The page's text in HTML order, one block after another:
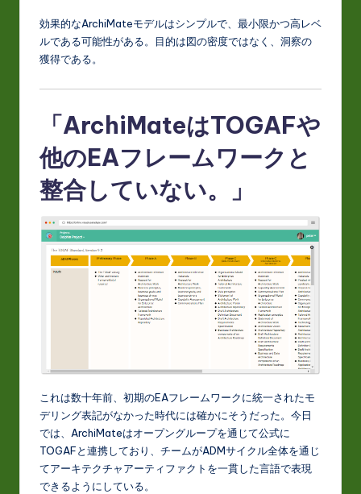
効果的なArchiMateモデルはシンプルで、最小限かつ高レベ
ルである可能性がある。目的は図の密度ではなく、洞察の
獲得である。
「ArchiMateはTOGAFや
他のEAフレームワークと
整合していない。」
これは数十年前、初期のEAフレームワークに統一されたモ
デリング表記がなかった時代には確かにそうだった。今日
では、ArchiMateはオープングループを通じて公式に
TOGAFと連携しており、チームがADMサイクル全体を通じ
てアーキテクチャアーティファクトを一貫した言語で表現
できるようにしている。